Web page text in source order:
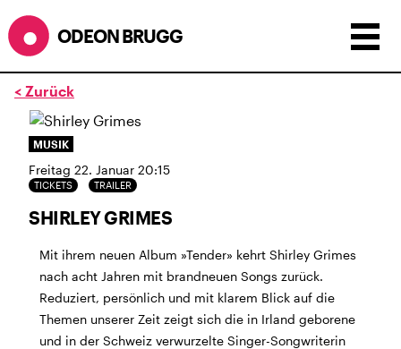
ODEON BRUGG
Anzeigen als:
ÖFFNUNGSZEITEN
1.8.)
Barbetrieb im Geissenschachen ab 18 Uhr bis
Filmbeginn (Fr+Sa bis 1 Uhr)
Küche ab 18 bis 20.45 Uhr
Filmstart um 21.30 Uhr
Mittwoch geschlossen
< Zurück
MUSIK
Freitag 22. Januar 20:15
TICKETS TRAILER
SHIRLEY GRIMES
Mit ihrem neuen Album »Tender» kehrt Shirley Grimes
nach acht Jahren mit brandneuen Songs zurück.
Reduziert, persönlich und mit klarem Blick auf die
Themen unserer Zeit zeigt sich die in Irland geborene
und in der Schweiz verwurzelte Singer-Songwriterin